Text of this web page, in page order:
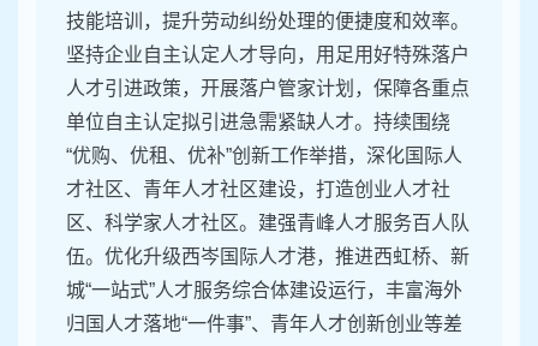
技能培训，提升劳动纠纷处理的便捷度和效率。
坚持企业自主认定人才导向，用足用好特殊落户
人才引进政策，开展落户管家计划，保障各重点
单位自主认定拟引进急需紧缺人才。持续围绕
“优购、优租、优补”创新工作举措，深化国际人
才社区、青年人才社区建设，打造创业人才社
区、科学家人才社区。建强青峰人才服务百人队
伍。优化升级西岑国际人才港，推进西虹桥、新
城“一站式”人才服务综合体建设运行，丰富海外
归国人才落地“一件事”、青年人才创新创业等差